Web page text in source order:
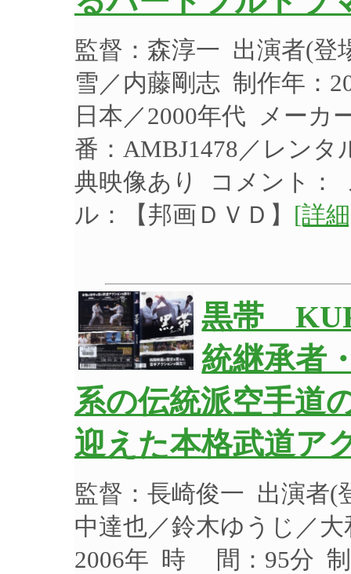
監督：森淳一 出演者(登
雪／内藤剛志 制作年
日本／2000年代 メー
番：AMBJ1478／レン
典映像あり コメント：
ル：【邦画ＤＶＤ】 [詳
黒帯
統継承者
系の伝統派空手道
迎えた本格武道ア
監督：長崎俊一 出演者(
中達也／鈴木ゆうじ／
2006年 時 間：95分 制